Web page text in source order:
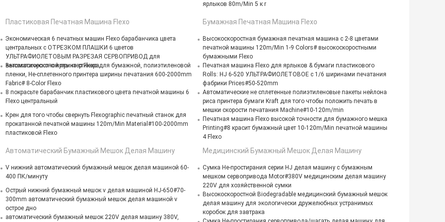
ярлыков 80m/Min 5 к r
Пластиковая Печатная Машина Flexo
Экономическая 6 печатных машин Flexo барабанчика цвета
центральных с ОТРЕЗКОМ ПЛАШКИ 6 цветов
УЛЬТРАФИОЛЕТОВЫМ РАЗРЕЗАЯ СЕРВОПРИВОД для
автоматического ярлыка стикера
Высокоскоростной принтер Flexo для бумажной, полиэтиленовой
пленки, Не-сплетенного принтера ширины печатания 600-2000mm
Fabric# 8-Color Flexo
8 покрасьте барабанчик пластикового цвета печатной машины 6
Flexo центральный
Крен для того чтобы свернуть Flexographic печатный станок для
прокатанной печатной машины 120m/Min Material#100-2000mm
пластиковой Flexo
Бумажная Печатная Машина Flexo
Высокоскоростная бумажная печатная машина с 2-8 цветами
печатной машины 120m/Min 1-9 Colors# высокоскоростными
бумажными Flexo
Печатная машина Flexo для ярлыков & бумаги пластикового
Rolls: HJ 6-520 УЛЬТРАФИОЛЕТОВОЕ с 1/6 ширинами печатания
фабрики Prices#50-520mm
Автоматические не сплетенные полиэтиленовые пакеты нейлона
риса принтера бумаги Kraft для того чтобы положить печать в
мешки скорости печатания Machine#10-120m/min
Печатная машина Flexo высокой точности для бумажного мешка
Printing#8 красит бумажный цвет 10-120m/Min печатной машины
4 Flexo
Автоматический Бумажный Мешок Делая Машину
V нижний автоматический бумажный мешок делая машиной 60-
400 ПК/минуту
Острый нижний бумажный мешок v делая машиной HJ-650#70-
300mm автоматический бумажный мешок делая машиной v
острое дно
автоматический бумажный мешок 220V делая машину 380V,
Медицинский Бумажный Мешок Делая Машину
Сумка Не-простирания серии HJ делая машину с бумажным
мешком сервопривода Motor#380V медицинским делая машину
220V для хозяйственной сумки
Высокоскоростной Biodegradable медицинский бумажный мешок
делая машину для экологически дружелюбных устранимых
коробок для завтрака